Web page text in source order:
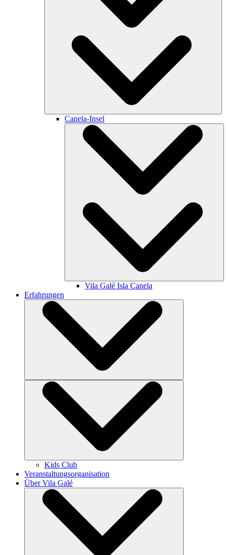
Canela-Insel
Vila Galé Isla Canela
Erfahrungen
Kids Club
Veranstaltungsorganisation
Über Vila Galé